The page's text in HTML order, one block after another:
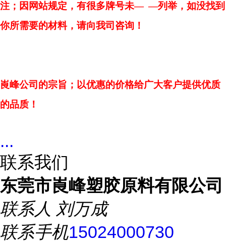
注；因网站规定，有很多牌号未— —列举，如没找到
你所需要的材料，请向我司咨询！
崀峰公司的宗旨；以优惠的价格给广大客户提供优质
的品质！
...
联系我们
东莞市崀峰塑胶原料有限公司
联系人 刘万成
联系手机15024000730